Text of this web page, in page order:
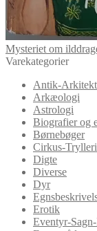
Mysteriet om
Varekategorier
Antik-
Arkæologi
Astrologi
Biografier og
Børnebøger
Cirkus-
Digte
Diverse
Dyr
Erotik
Eventyr-